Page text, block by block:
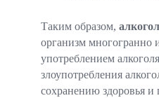
Таким образом,
организм многогранно
употреблением
злоупотребления
сохранению здоровья